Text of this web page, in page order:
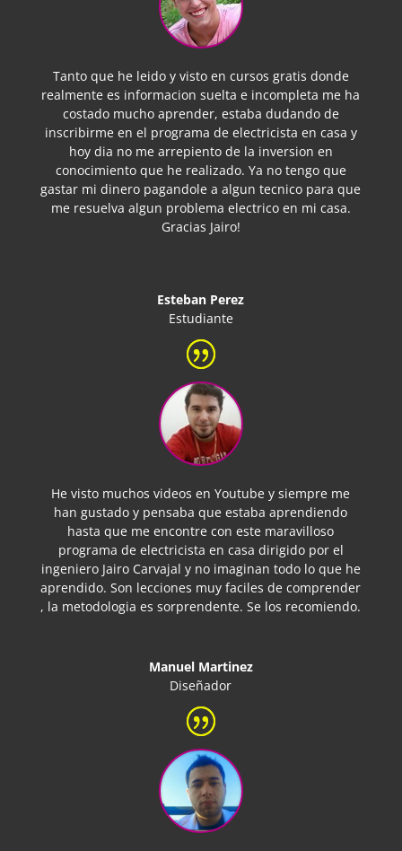
Tanto que he leido y visto en cursos gratis donde
realmente es informacion suelta e incompleta me ha
costado mucho aprender, estaba dudando de
inscribirme en el programa de electricista en casa y
hoy dia no me arrepiento de la inversion en
conocimiento que he realizado. Ya no tengo que
gastar mi dinero pagandole a algun tecnico para que
me resuelva algun problema electrico en mi casa.
Gracias Jairo!
Esteban Perez
Estudiante
He visto muchos videos en Youtube y siempre me
han gustado y pensaba que estaba aprendiendo
hasta que me encontre con este maravilloso
programa de electricista en casa dirigido por el
ingeniero Jairo Carvajal y no imaginan todo lo que he
aprendido. Son lecciones muy faciles de comprender
, la metodologia es sorprendente. Se los recomiendo.
Manuel Martinez
Diseñador